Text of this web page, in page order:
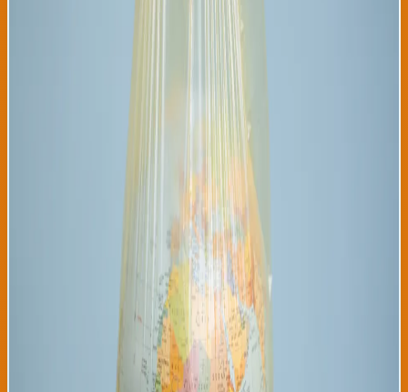
sequías, inundaciones, pérdida de biodiversidad y colapso de
sistemas agrícolas. El informe especifica que América Latina
será particularmente vulnerable, con el Triángulo Norte
centroamericano, la región andina y la cuenca del Amazonas
identificados como zonas de máximo riesgo. Los datos
presentados superan en gravedad a los pronósticos de 2023,
generando preocupación mundial sobre la capacidad de los
gobiernos para manejar migraciones climáticas a esta escala. La
comunidad científica internacional ha expresado unánimemente
su alarma ante los números del IPCC, que fueron compilados por
300 expertos climáticos de 195 países durante tres años de
investigación intensiva. Los datos muestran que entre 2020 y
2026, se han alcanzado temperaturas globales promedio 1.8
grados centígrados superiores a niveles preindustriales,
acercándose peligrosamente al límite de 2 grados que
científicos consideran punto de no retorno. El informe identifica
como causas principales las emisiones continuas de
combustibles fósiles, la deforestación acelerada en Amazon, y la
industrialización descontrolada en el sudeste asiático. Para la
comunidad latinoamericana, los datos son particularmente
preocupantes dado que la región alberga ecosistemas críticos